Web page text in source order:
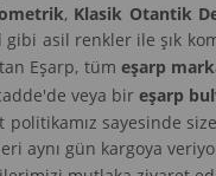
, Klasik Otantik
gibi asil renkler ile şık
Eşarp, tüm eşarp
veya bir eşarp
sayesinde
aynı gün kargoya